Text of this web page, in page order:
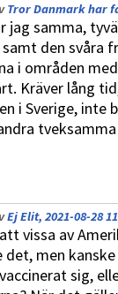
Tror Danmark har
jag samma,
den svåra
i områden
Kräver lång
i Sverige, inte
Ej Elit, 2021-08-28
vissa av
det, men
sig,